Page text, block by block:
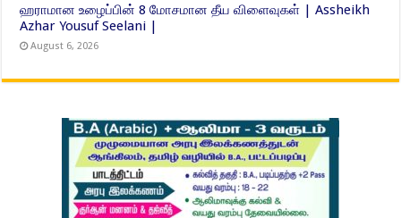
ஹராமான உழைப்பின் 8 மோசமான தீய விளைவுகள் | Assheikh
Azhar Yousuf Seelani |
August 6, 2026